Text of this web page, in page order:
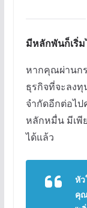
มีหลักพันก็เริ่
หากคุณผ่านกร
ธุรกิจที่จะลงทุ
จำกัดอีกต่อไ
หลักหมื่น มีเ
ได้แล้ว
หั
คุ